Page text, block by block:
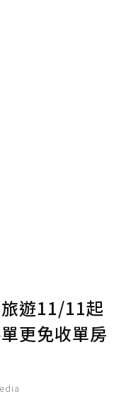
遊11/11起
更免收單房